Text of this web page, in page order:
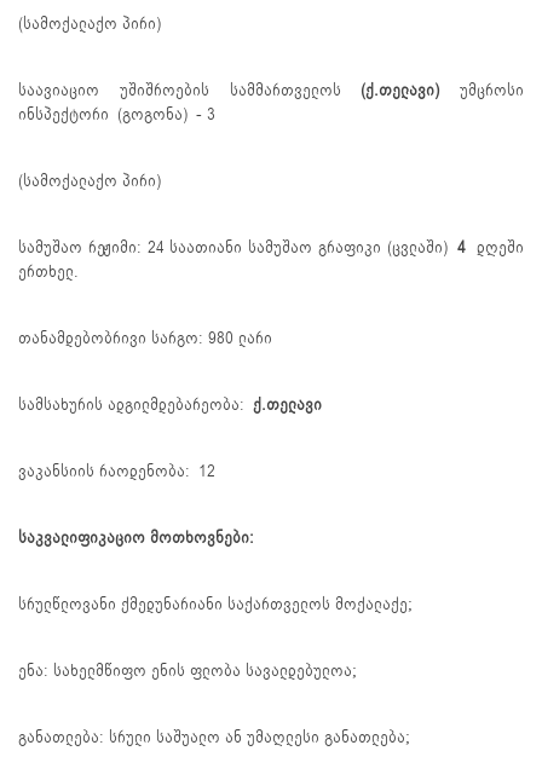
(სამოქალაქო პირი)
საავიაციო უშიშროების სამმართველოს (ქ.თელავი) უმცროსი
ინსპექტორი (გოგონა) - 3
(სამოქალაქო პირი)
სამუშაო რეჟიმი: 24 საათიანი სამუშაო გრაფიკი (ცვლაში)4 დღეში
ერთხელ.
თანამდებობრივი სარგო: 980 ლარი
სამსახურის ადგილმდებარეობა: ქ.თელავი
ვაკანსიის რაოდენობა: 12
საკვალიფიკაციო მოთხოვნები:
სრულწლოვანი ქმედუნარიანი საქართველოს მოქალაქე;
ენა: სახელმწიფო ენის ფლობა სავალდებულოა;
განათლება: სრული საშუალო ან უმაღლესი განათლება;